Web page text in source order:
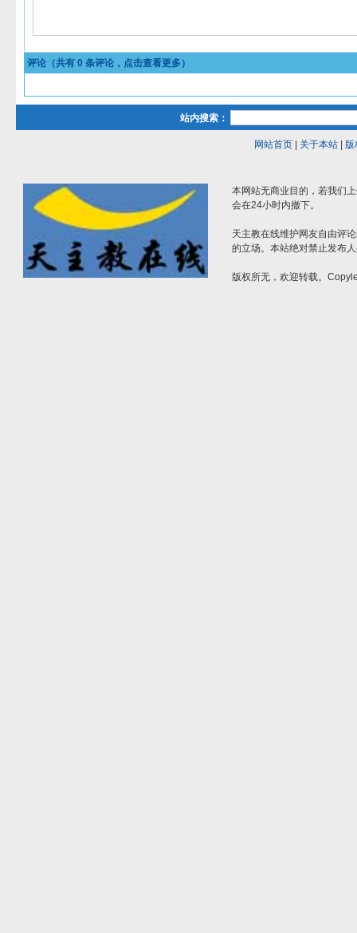
评论（共有 0 条评论，点击查看更多）
站内搜索：
网站首页| 关于本站| 版
本网站无商业目的，若我们
会在24小时内撤下。
天主教在线维护网友自由评
的立场。本站绝对禁止发布
版权所无，欢迎转载。